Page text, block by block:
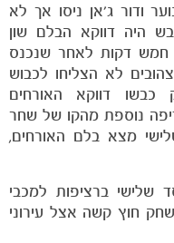
ודור ג'אן ניסו אך לא
היה דווקא הבלם שון
חמש דקות לאחר שנכנס
לא הצליחו לכבוש
דווקא האורחים
נוספת מהקו של שחר
מצא בלם האורחים,
שלישי ברציפות למכבי
חוץ קשה אצל עירוני